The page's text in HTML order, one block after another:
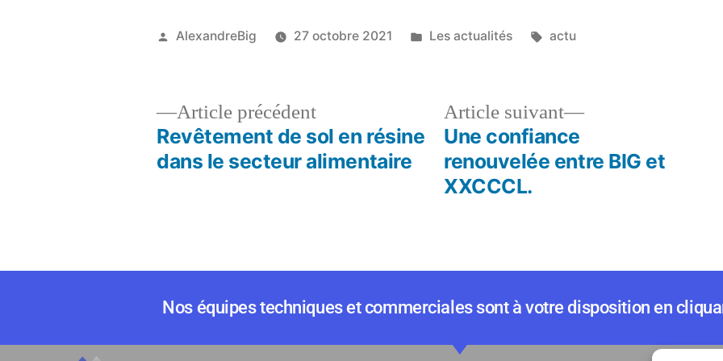
AlexandreBig 27 octobre 2021 Les actualités actu
Article précédent
Revêtement de sol en résine
dans le secteur alimentaire
Article suivant
Une confiance
renouvelée entre BIG et
XXCCCL.
Nos équipes techniques et commerciales sont à votre disposition en